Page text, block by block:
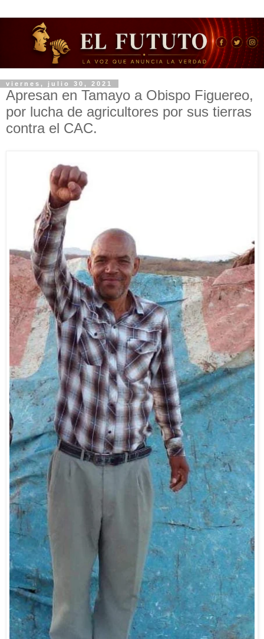
viernes, julio 30, 2021
Apresan en Tamayo a Obispo Figuereo,
por lucha de agricultores por sus tierras
contra el CAC.